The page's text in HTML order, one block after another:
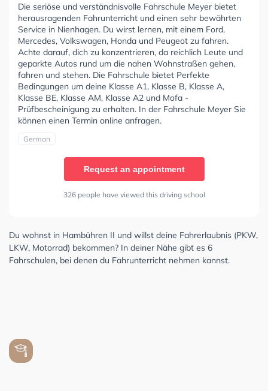
Die seriöse und verständnisvolle Fahrschule Meyer bietet
herausragenden Fahrunterricht und einen sehr bewährten
Service in Nienhagen. Du wirst lernen, mit einem Ford,
Mercedes, Volkswagen, Honda und Peugeot zu fahren.
Achte darauf, dich zu konzentrieren, da reichlich Leute und
geparkte Autos rund um die nahen Wohnstraßen gehen,
fahren und stehen. Die Fahrschule bietet Perfekte
Bedingungen um deine Klasse A1, Klasse B, Klasse A,
Klasse BE, Klasse AM, Klasse A2 und Mofa -
Prüfbescheinigung zu erhalten. In der Fahrschule Meyer Sie
können einen Termin online anfragen.
German
Request an appointment
326 people have viewed this driving school
Du wohnst in Hambühren II und willst deine Fahrerlaubnis (PKW,
LKW, Motorrad) bekommen? In deiner Nähe gibt es 6
Fahrschulen, bei denen du Fahrunterricht nehmen kannst.